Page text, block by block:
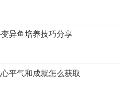
异鱼培养技巧分享
平气和成就怎么获取